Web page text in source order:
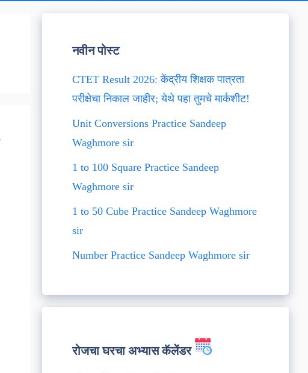
नवीन पोस्ट
CTET Result 2026: केंद्रीय शिक्षक पात्रता
परीक्षेचा निकाल जाहीर; येथे पहा तुमचे मार्कशीट!
Unit Conversions Practice Sandeep
Waghmore sir
1 to 100 Square Practice Sandeep
Waghmore sir
1 to 50 Cube Practice Sandeep Waghmore
sir
Number Practice Sandeep Waghmore sir
रोजचा घरचा अभ्यास कॅलेंडर